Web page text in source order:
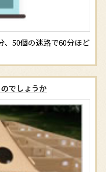
、50個の迷路で60分ほど
でしょうか